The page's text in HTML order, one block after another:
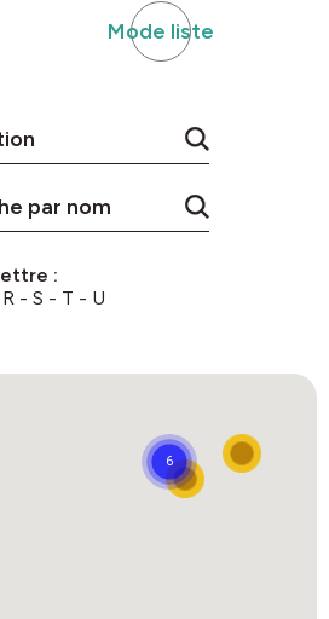
Mode liste
:
R - S - T - U